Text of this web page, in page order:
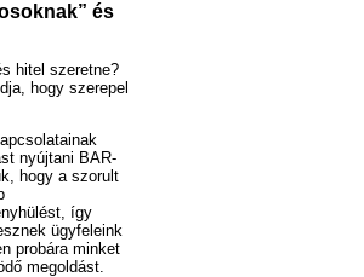
és
hitel szeretne?
hogy szerepel
nyújtani BAR-
hogy a szorult
így
ügyfeleink
probára minket
megoldást.